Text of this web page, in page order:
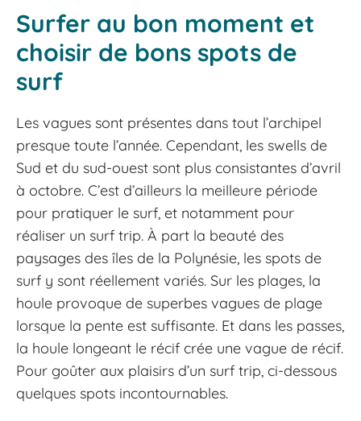
Surfer au bon moment et
choisir de bons spots de
surf
Les vagues sont présentes dans tout l’archipel
presque toute l’année. Cependant, les swells de
Sud et du sud-ouest sont plus consistantes d’avril
à octobre. C’est d’ailleurs la meilleure période
pour pratiquer le surf, et notamment pour
réaliser un surf trip. À part la beauté des
paysages des îles de la Polynésie, les spots de
surf y sont réellement variés. Sur les plages, la
houle provoque de superbes vagues de plage
lorsque la pente est suffisante. Et dans les passes,
la houle longeant le récif crée une vague de récif.
Pour goûter aux plaisirs d’un surf trip, ci-dessous
quelques spots incontournables.